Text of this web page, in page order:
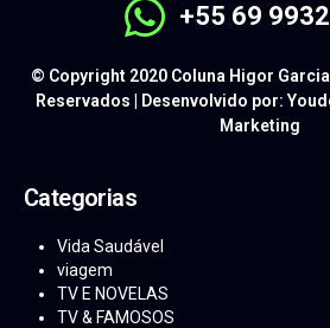
+55 69
© Copyright 2020 Coluna Higor
Reservados | Desenvolvido por:
Marketing
Categorias
Vida Saudável
viagem
TV E NOVELAS
TV & FAMOSOS